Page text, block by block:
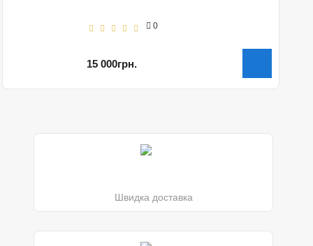
0
15 000грн.
Швидка доставка